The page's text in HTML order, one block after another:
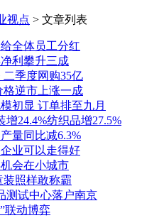
视点 > 文章列表
全体员工分红
利攀升三成
季度网购35亿
逆市上涨一成
初显 订单排至九月
24.4%纺织品增27.5%
量同比减6.3%
业可以走得好
会在小城市
装照样敢称霸
测试中心落户南京
联动博弈